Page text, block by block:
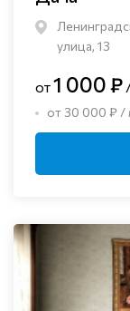
улица, 13
от1 000 ₽
от 30 000 ₽ /